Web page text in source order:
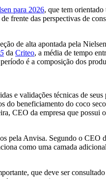
para 2026, que tem orientado
frente das perspectivas de
de alta apontada pela
da Criteo, a média de tempo
é a composição dos
e validações técnicas de seus
do beneficiamento do coco
CEO da empresa que possui
pela Anvisa. Segundo o CEO
como uma camada
que deve ser